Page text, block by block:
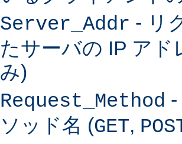
Server_Addr - リ
たサーバの IP アド
み)
Request_Method
ソッド名 (GET,